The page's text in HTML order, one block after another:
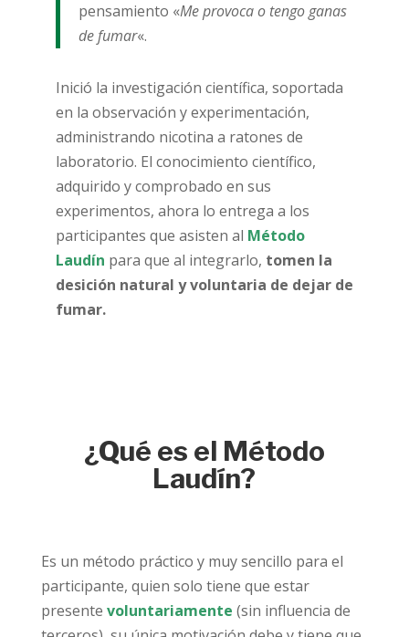
pensamiento «Me provoca o tengo ganas
de fumar«.
Inició la investigación científica, soportada
en la observación y experimentación,
administrando nicotina a ratones de
laboratorio. El conocimiento científico,
adquirido y comprobado en sus
experimentos, ahora lo entrega a los
participantes que asisten al Método
Laudín para que al integrarlo, tomen la
desición natural y voluntaria de dejar de
fumar.
¿Qué es el Método
Laudín?
Es un método práctico y muy sencillo para el
participante, quien solo tiene que estar
presente voluntariamente (sin influencia de